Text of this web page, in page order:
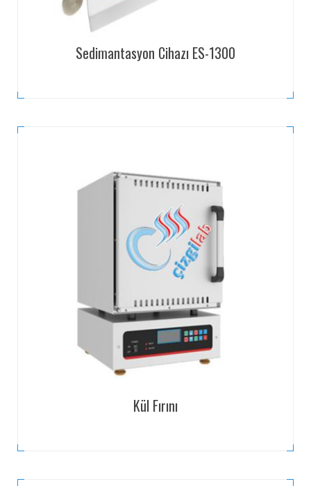
Sedimantasyon Cihazı ES-1300
Kül Fırını